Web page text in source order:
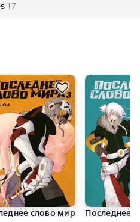
17
4
слово мира. Книга 3
Последнее